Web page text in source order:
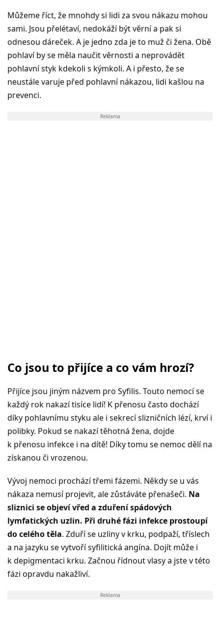
Můžeme říct, že mnohdy si lidi za svou nákazu mohou
sami. Jsou přelétaví, nedokáží být věrní a pak si
odnesou dáreček. A je jedno zda je to muž či žena. Obě
pohlaví by se měla naučit věrnosti a neprovádět
pohlavní styk kdekoli s kýmkoli. A i přesto, že se
neustále varuje před pohlavní nákazou, lidi kašlou na
prevenci.
Reklama
Co jsou to přijíce a co vám hrozí?
Přijíce jsou jiným názvem pro Syfilis. Touto nemocí se
každý rok nakazí tisíce lidí! K přenosu často dochází
díky pohlavnímu styku ale i sekrecí slizničních lézí, krví i
polibky. Pokud se nakazí těhotná žena, dojde
k přenosu infekce i na dítě! Díky tomu se nemoc dělí na
získanou či vrozenou.
Vývoj nemoci prochází třemi fázemi. Někdy se u vás
nákaza nemusí projevit, ale zůstáváte přenašeči. Na
sliznici se objeví vřed a zduření spádových
lymfatických uzlin. Při druhé fázi infekce prostoupí
do celého těla. Zduří se uzliny v krku, podpaží, tříslech
a na jazyku se vytvoří syfilitická angína. Dojít může i
k depigmentaci krku. Začnou řídnout vlasy a jste v této
fázi opravdu nakažliví.
Reklama